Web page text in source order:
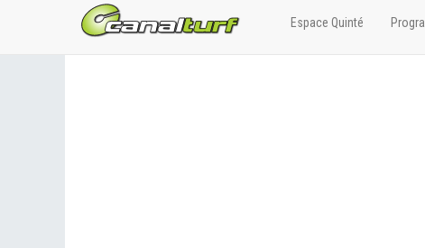
Espace Quinté